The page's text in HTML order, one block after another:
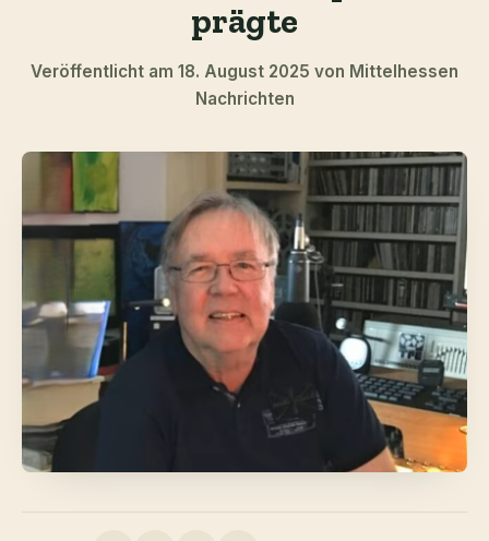
prägte
Veröffentlicht am 18. August 2025 von Mittelhessen
Nachrichten